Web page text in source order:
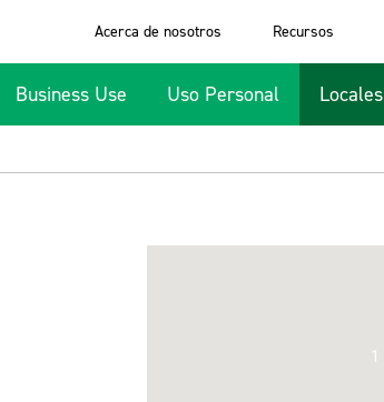
Acerca de nosotros Recursos
Business Use Uso Personal Locales
1